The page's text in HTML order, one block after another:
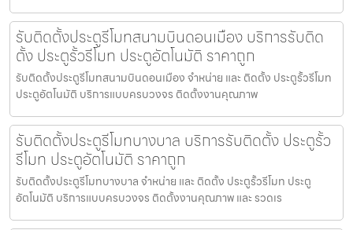
รับติดตั้งประตูรีโมทสนามบินดอนเมือง บริการรับติด
ตั้ง ประตูรั้วรีโมท ประตูอัตโนมัติ ราคาถูก
รับติดตั้งประตูรีโมทสนามบินดอนเมือง จำหน่าย และ ติดตั้ง ประตูรั้วรีโมท
ประตูอัตโนมัติ บริการแบบครบวงจร ติดตั้งงานคุณภาพ
รับติดตั้งประตูรีโมทบางบาล บริการรับติดตั้ง ประตูรั้ว
รีโมท ประตูอัตโนมัติ ราคาถูก
รับติดตั้งประตูรีโมทบางบาล จำหน่าย และ ติดตั้ง ประตูรั้วรีโมท ประตู
อัตโนมัติ บริการแบบครบวงจร ติดตั้งงานคุณภาพ และ รวดเร